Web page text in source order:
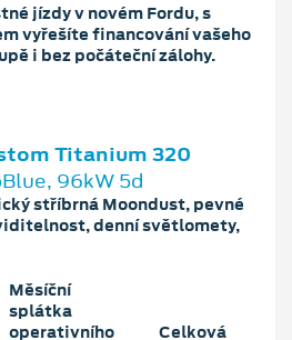
jízdy v novém Fordu, s
vyřešíte financování vašeho
i bez počáteční zálohy.
Titanium 320
96kW 5d
stříbrná Moondust, pevné
denní světlomety,
Měsíční
splátka
operativního
Celková